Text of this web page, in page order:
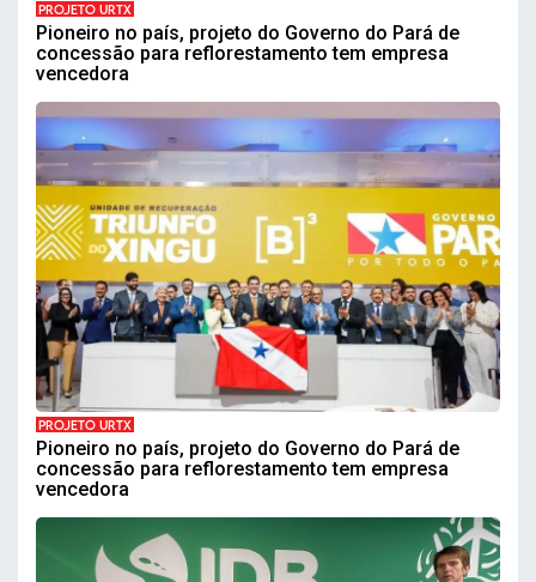
PROJETO URTX
Pioneiro no país, projeto do Governo do Pará de
concessão para reflorestamento tem empresa
vencedora
PROJETO URTX
Pioneiro no país, projeto do Governo do Pará de
concessão para reflorestamento tem empresa
vencedora